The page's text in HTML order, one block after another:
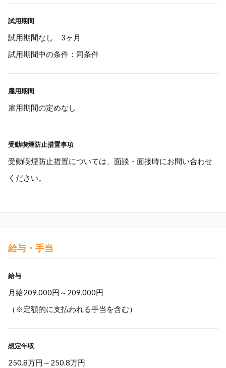
試用期間
試用期間なし 3ヶ月
試用期間中の条件：同条件
雇用期間
雇用期間の定めなし
受動喫煙防止措置事項
受動喫煙防止措置については、面談・面接時にお問い合わせ
ください。
給与・手当
給与
月給209,000円～209,000円
（※定額的に支払われる手当を含む）
想定年収
250.8万円 ～ 250.8万円